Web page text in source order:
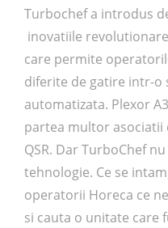
Turbochef a introdus
inovatiile
care permite
diferite de gatire intr-o
automatizata. Plexor
partea multor asociatii
QSR. Dar TurboChef
tehnologie. Ce se
operatorii Horeca ce
si cauta o unitate care